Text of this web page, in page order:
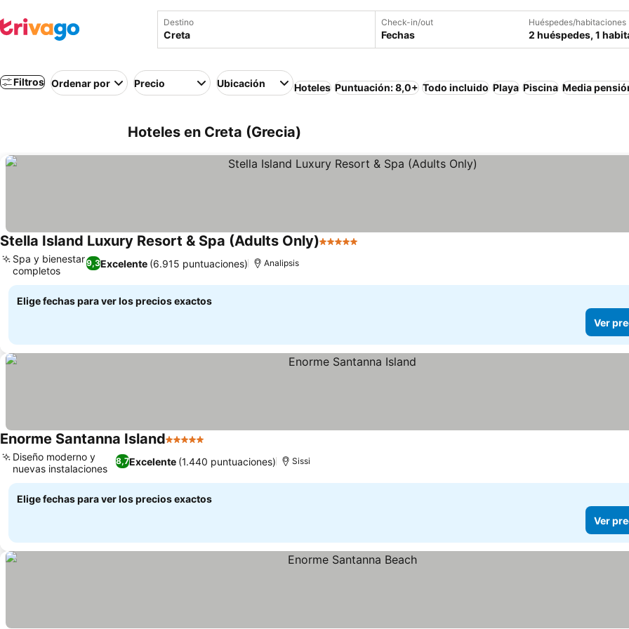
Destino Check-in/out
Fechas
Huéspedes/habitaciones
2 huéspedes, 1
Filtros Ordenar por Precio Ubicación Hoteles Puntuación: 8,0+ Todo incluido Playa Piscina Media
Hoteles en Creta (Grecia)
Stella Island Luxury Resort & Spa (Adults Only)5 Estrellas
9,3Excelente (6.915 puntuaciones)
Spa y bienestar
completos
Analipsis
Elige fechas para ver los precios exactos
Ver
Enorme Santanna Island5 Estrellas
8,7Excelente (1.440 puntuaciones)
Diseño moderno y
nuevas instalaciones
Sissi
Elige fechas para ver los precios exactos
Ver